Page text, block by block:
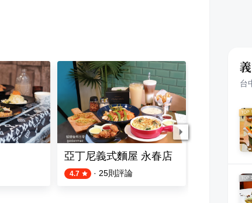
亞丁尼義式麵屋 永春店
4.7 · 25則評論 則
台